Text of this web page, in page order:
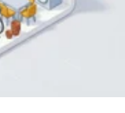
bodegas en renta
todas las